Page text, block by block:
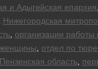
и Адыгейская епархия
Нижегородская
организации
отдел по
Пензенская область